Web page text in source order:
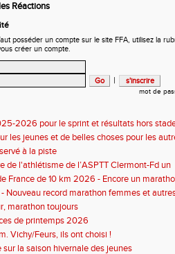
les Réactions
posséder un compte sur le site FFA, utilisez la
créer un compte.
|
mot de
2026 pour le sprint et résultats hors
les jeunes et de belles choses pour les
à la piste
de l'athlétisme de l’ASPTT Clermont-Fd un
France de 10 km 2026 - Encore un
Nouveau record marathon femmes et
marathon toujours
de printemps 2026
Vichy/Feurs, ils ont choisi !
sur la saison hivernale des jeunes